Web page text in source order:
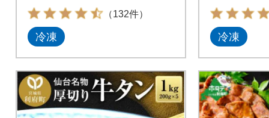
（132件）
冷凍 冷凍